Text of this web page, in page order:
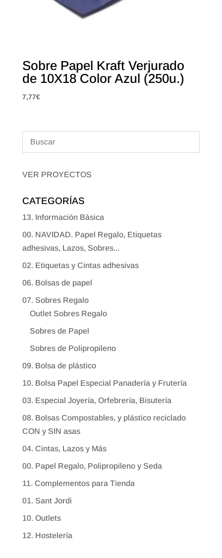
Sobre Papel Kraft Verjurado
de 10X18 Color Azul (250u.)
7,77€
VER PROYECTOS
CATEGORÍAS
13. Información Bàsica
00. NAVIDAD. Papel Regalo, Etiquetas
adhesivas, Lazos, Sobres...
02. Etiquetas y Cintas adhesivas
06. Bolsas de papel
07. Sobres Regalo
Outlet Sobres Regalo
Sobres de Papel
Sobres de Polipropileno
09. Bolsa de plástico
10. Bolsa Papel Especial Panadería y Frutería
03. Especial Joyería, Orfebrería, Bisutería
08. Bolsas Compostables, y plástico reciclado
CON y SIN asas
04. Cintas, Lazos y Más
00. Papel Regalo, Polipropileno y Seda
11. Complementos para Tienda
01. Sant Jordi
10. Outlets
12. Hostelería